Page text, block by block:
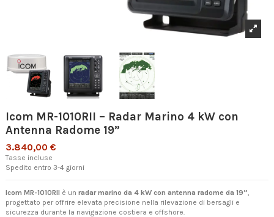
Icom MR-1010RII – Radar Marino 4 kW con
Antenna Radome 19”
3.840,00 €
Tasse incluse
Spedito entro 3-4 giorni
Icom MR-1010RII è un radar marino da 4 kW con antenna radome da 19”,
progettato per offrire elevata precisione nella rilevazione di bersagli e
sicurezza durante la navigazione costiera e offshore.